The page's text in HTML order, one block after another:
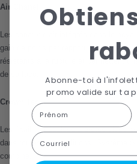
Air Chanel
Les canaux d’air intégrés dans le
gain de poids par rapport aux noyaux
résistants à la rupture et permettent
de surface.
Crown Tec
Les écailles décalées à arêtes vives
dans toutes les conditions. Système
combiné.
Abonne-toi à
promo valide sur ta
First Name
Courriel